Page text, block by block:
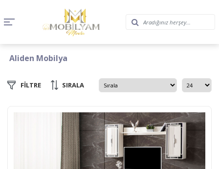
Aliden Mobilya
FİLTRE SIRALA